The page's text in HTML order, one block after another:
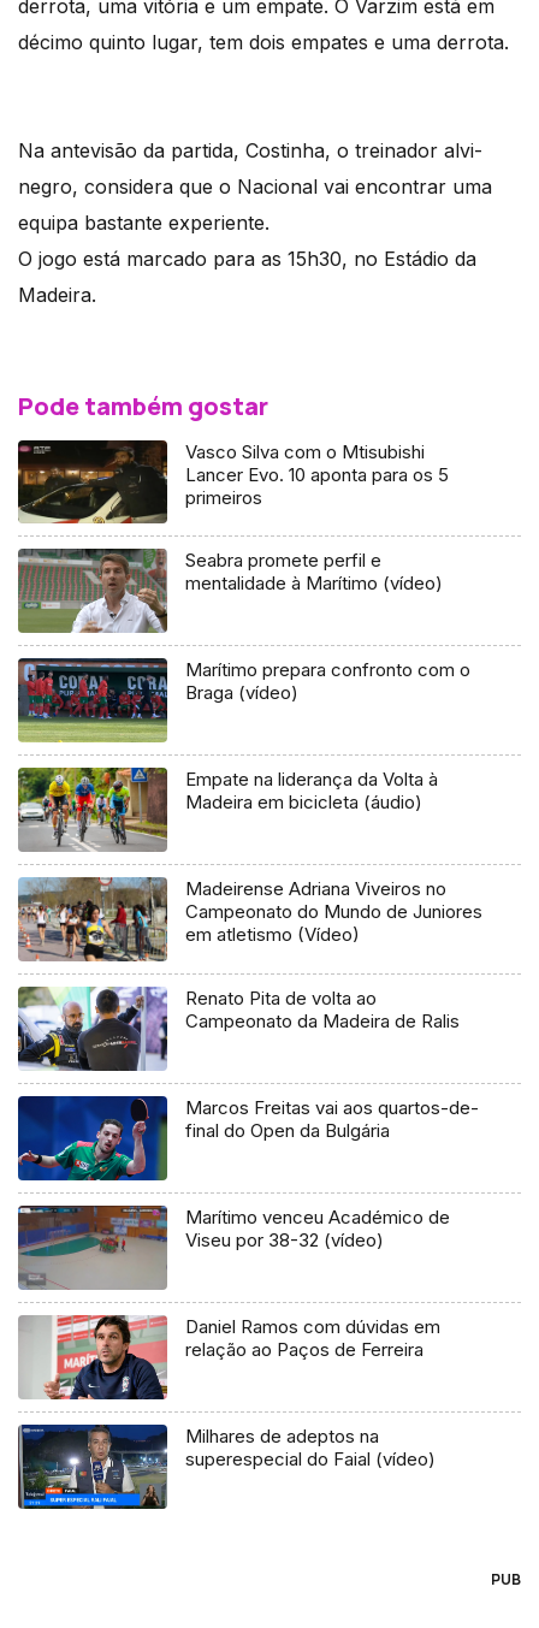
derrota, uma vitória e um empate. O Varzim está em
décimo quinto lugar, tem dois empates e uma derrota.
Na antevisão da partida, Costinha, o treinador alvi-
negro, considera que o Nacional vai encontrar uma
equipa bastante experiente.
O jogo está marcado para as 15h30, no Estádio da
Madeira.
Pode também gostar
Vasco Silva com o Mtisubishi
Lancer Evo. 10 aponta para os 5
primeiros
Seabra promete perfil e
mentalidade à Marítimo (vídeo)
Marítimo prepara confronto com o
Braga (vídeo)
Empate na liderança da Volta à
Madeira em bicicleta (áudio)
Madeirense Adriana Viveiros no
Campeonato do Mundo de Juniores
em atletismo (Vídeo)
Renato Pita de volta ao
Campeonato da Madeira de Ralis
Marcos Freitas vai aos quartos-de-
final do Open da Bulgária
Marítimo venceu Académico de
Viseu por 38-32 (vídeo)
Daniel Ramos com dúvidas em
relação ao Paços de Ferreira
Milhares de adeptos na
superespecial do Faial (vídeo)
PUB